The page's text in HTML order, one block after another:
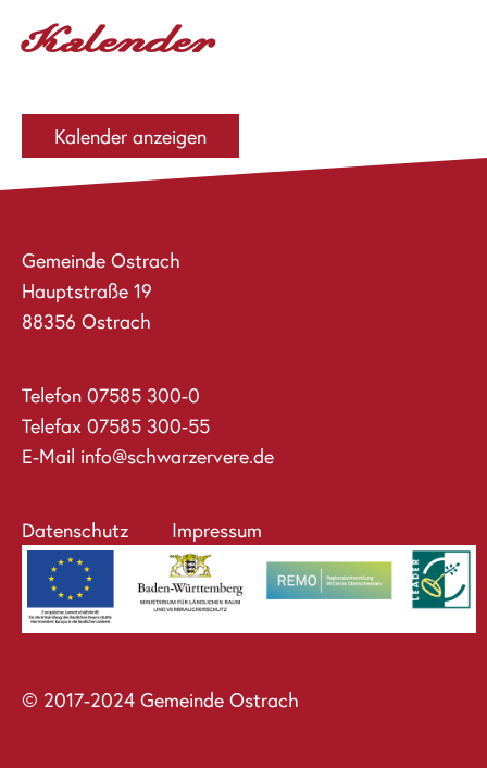
Kalender
Kalender anzeigen
Gemeinde Ostrach
Hauptstraße 19
88356 Ostrach
Telefon 07585 300-0
Telefax 07585 300-55
E-Mail info@schwarzervere.de
Datenschutz Impressum
© 2017-2024 Gemeinde Ostrach